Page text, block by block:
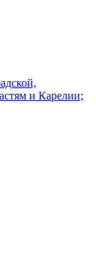
и Карелии;